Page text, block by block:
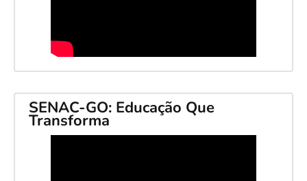
SENAC-GO: Educação Que
Transforma